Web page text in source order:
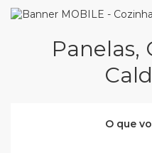
Panelas,
O que